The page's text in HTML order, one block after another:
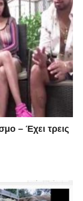
– Έχει τρεις